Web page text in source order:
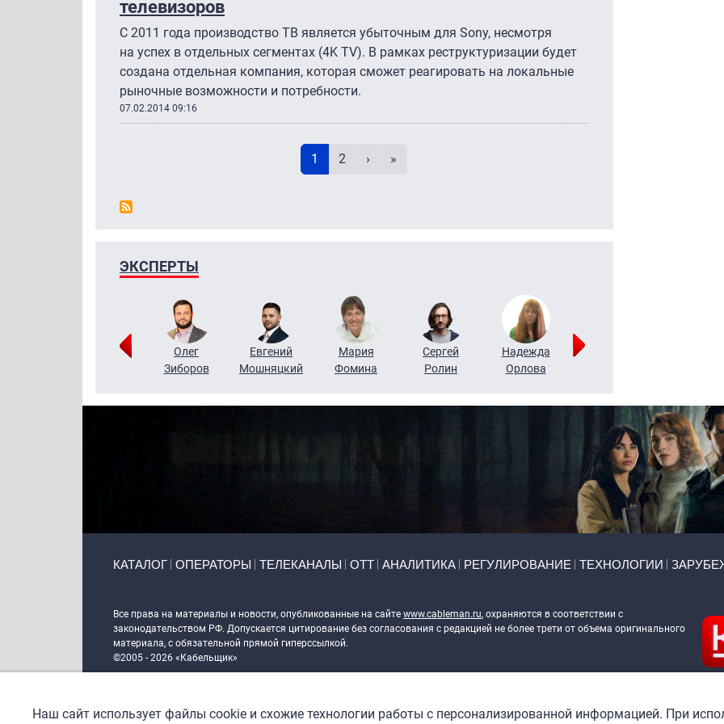
телевизоров
С 2011 года производство ТВ является убыточным для Sony, несмотря
на успех в отдельных сегментах (4K TV). В рамках реструктуризации будет
создана отдельная компания, которая сможет реагировать на локальные
рыночные возможности и потребности.
07.02.2014 09:16
Текущая страница
1 Page
2 Следующая страница
› Последняя страница
»
ЭКСПЕРТЫ
Григорий
Олег
Зиборов
Евгений
Мошняцкий
Мария
Фомина
Сергей
Ролин
Надежда
Орлова
КАТАЛОГ ОПЕРАТОРЫ ТЕЛЕКАНАЛЫ ОТТ АНАЛИТИКА РЕГУЛИРОВАНИЕ ТЕХНОЛОГИИ
Все права на материалы и новости, опубликованные на сайте www.cableman.ru, охраняются в соответствии с
законодательством РФ. Допускается цитирование без согласования с редакцией не более трети от объема оригинального
материала, с обязательной прямой гиперссылкой.
©2005 - 2026 «Кабельщик»
DrupalCoder — поддержка сайта c 2017 года
Наш сайт использует файлы cookie и схожие технологии работы с персонализированной информацией. При